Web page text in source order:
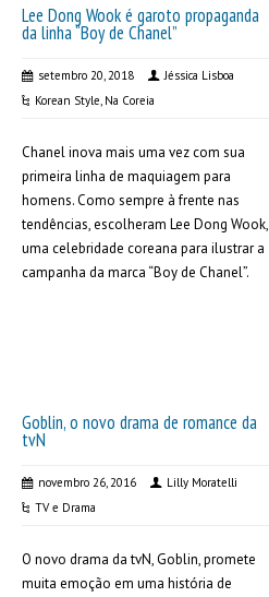
Lee Dong Wook é garoto propaganda
da linha “Boy de Chanel”
setembro 20, 2018
Jéssica Lisboa
Korean Style, Na Coreia
Chanel inova mais uma vez com sua
primeira linha de maquiagem para
homens. Como sempre à frente nas
tendências, escolheram Lee Dong Wook,
uma celebridade coreana para ilustrar a
campanha da marca “Boy de Chanel”.
Goblin, o novo drama de romance da
tvN
novembro 26, 2016
Lilly Moratelli
TV e Drama
O novo drama da tvN, Goblin, promete
muita emoção em uma história de